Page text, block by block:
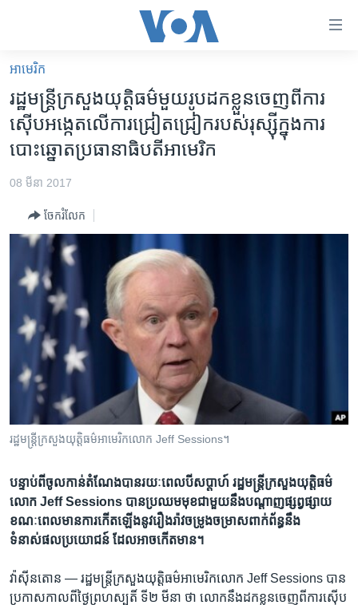
គេហទំព័រ​
ទាក់ទង
រំលង​
និង​
ចូល​
ទំព័រ​
សម្ព័ន្ធ​
ចូល​
ទំព័រ​
អន្តរជាតិ
ព្រឹត្តិការណ៍ព័ត៌មាន
ទូរទស្សន៍ / វីដេអូ​
វិទ្យុ / ផតខាសថ៍
កម្មវិធីទាំងអស់
Khmer English
បណ្តាញ​សង្គម
ភាសា
អាមេរិក​
រដ្ឋមន្រ្តី​ក្រសួង​យុត្តិធម៌​មួយ​រូប​ដក​ខ្លួន​ចេញ​ពី​ការ​
ស៊ើបអង្កេត​លើ​ការ​ជ្រៀតជ្រៀក​របស់​រុស្ស៊ី​ក្នុង​ការ​
បោះឆ្នោត​ប្រធានាធិបតី​អាមេរិក
08 មីនា 2017
ចែករំលែក
រដ្ឋមន្រ្តី​ក្រសួង​យុត្តិធម៌​អាមេរិក​លោក​ Jeff Sessions។
បន្ទាប់​ពី​ចូលកាន់​តំណែង​បាន​រយៈពេល​បី​សប្តាហ៍ រដ្ឋមន្រ្តី​ក្រសួងយុត្តិធម៌​
លោក Jeff Sessions បាន​ប្រឈម​មុខ​ជាមួយ​នឹង​បណ្តាញផ្សព្វផ្សាយ​
ខណៈពេល​មាន​ការ​កើត​ឡើង​នូវ​រឿងរ៉ាវ​ចម្រូងចម្រាស​ពាក់ព័ន្ធ​នឹង​
ទំនាស់ផលប្រយោជន៍​ ដែល​អាច​កើត​មាន។
វ៉ាស៊ីនតោន — រដ្ឋមន្រ្តី​ក្រសួង​យុត្តិធម៌​អាមេរិក​លោក​ Jeff Sessions បាន​
ប្រកាស​កាល​ពី​ថ្ងៃ​ព្រហស្បតិ៍ ទី២ មីនា ថា លោក​នឹង​ដកខ្លួន​ចេញ​ពី​ការ​ស៊ើប